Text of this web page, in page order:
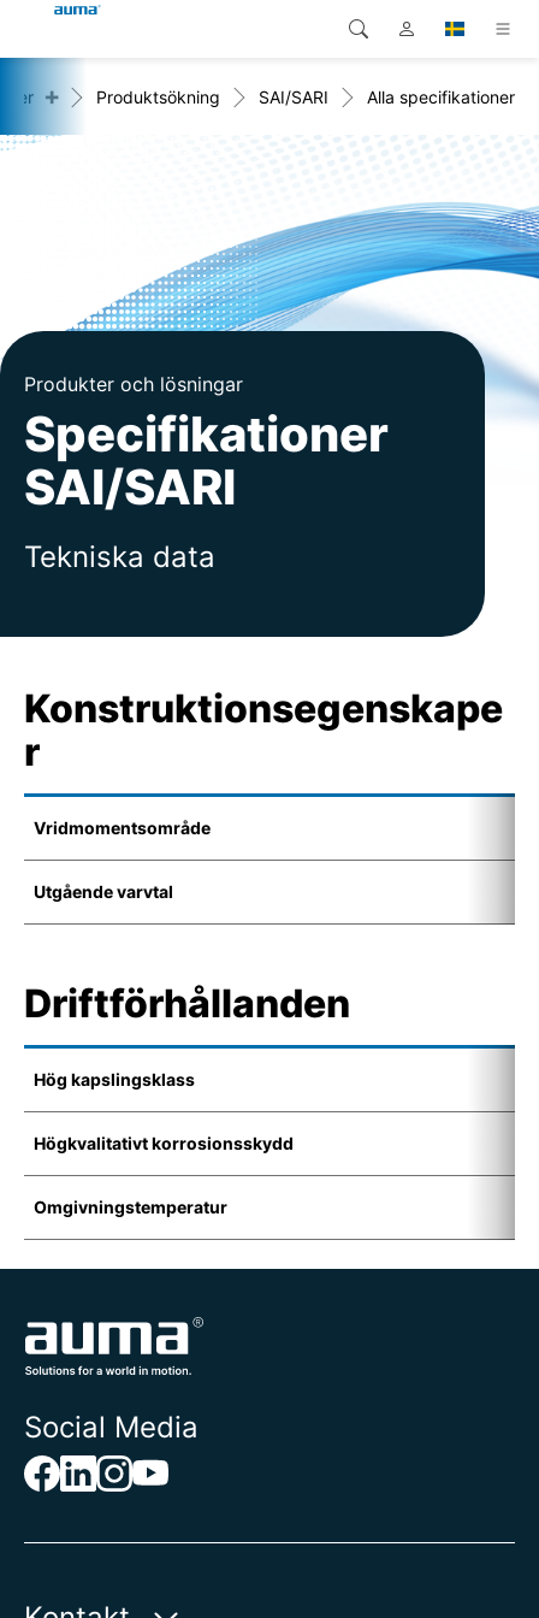
Produkter
Kontakt
Global
Asien och Stillahavsområdet
Nordamerika
Sök
+ Produktsökning SAI/SARI Alla specifikationer
Produkter och lösningar
Specifikationer
SAI/SARI
Tekniska data
Konstruktionsegenskape
r
Vridmomentsområde
Utgående varvtal
Driftförhållanden
Hög kapslingsklass
Högkvalitativt korrosionsskydd
Omgivningstemperatur
Social Media